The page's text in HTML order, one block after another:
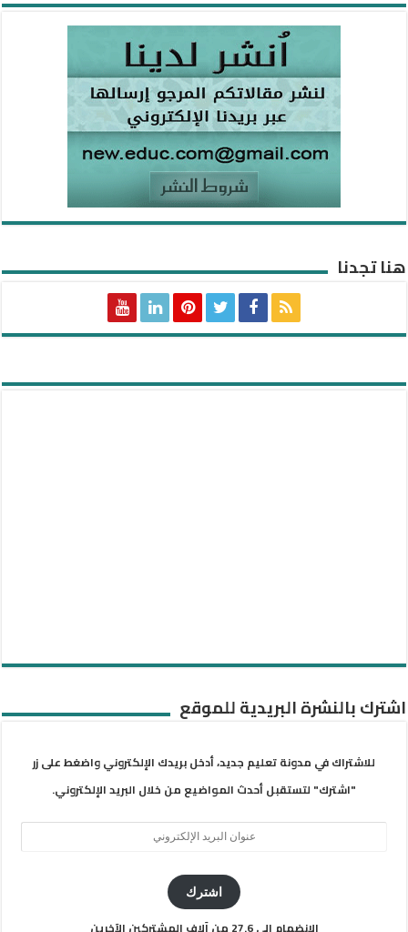
هنا تجدنا
اشترك بالنشرة البريدية للموقع
للاشتراك في مدونة تعليم جديد، أدخل بريدك الإلكتروني واضغط على زر
"اشترك" لتستقبل أحدث المواضيع من خلال البريد الإلكتروني.
اشترك
الانضمام إلى 27.6 من آلاف المشتركين الآخرين